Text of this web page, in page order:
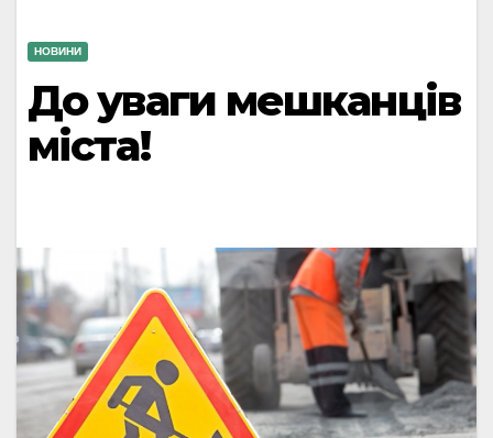
НОВИНИ
До уваги мешканців
міста!